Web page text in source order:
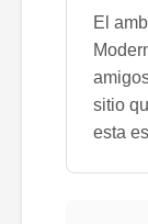
El
sitio
esta